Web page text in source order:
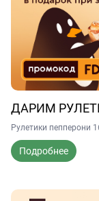
ДАРИМ
Рулетики пепперони
Подробнее